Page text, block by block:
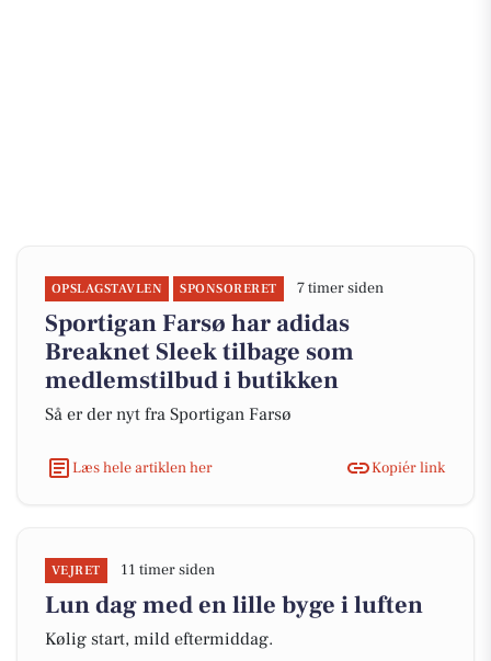
OPSLAGSTAVLEN SPONSORERET 7 timer siden
Sportigan Farsø har adidas
Breaknet Sleek tilbage som
medlemstilbud i butikken
Så er der nyt fra Sportigan Farsø
Læs hele artiklen her Kopiér link
VEJRET 11 timer siden
Lun dag med en lille byge i luften
Kølig start, mild eftermiddag.